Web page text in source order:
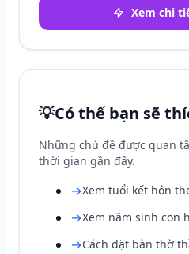
Xem chi
💡Có thể bạn sẽ
Những chủ đề được quan
thời gian gần đây.
→Xem tuổi kết hôn
→Xem năm sinh con
→Cách đặt bàn thờ